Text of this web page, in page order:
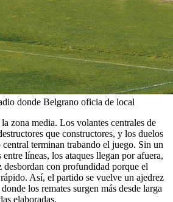
donde Belgrano oficia de local
zona media. Los volantes centrales de
que constructores, y los duelos
terminan trabando el juego. Sin un
líneas, los ataques llegan por afuera,
desbordan con profundidad porque el
Así, el partido se vuelve un ajedrez
los remates surgen más desde larga
elaboradas.